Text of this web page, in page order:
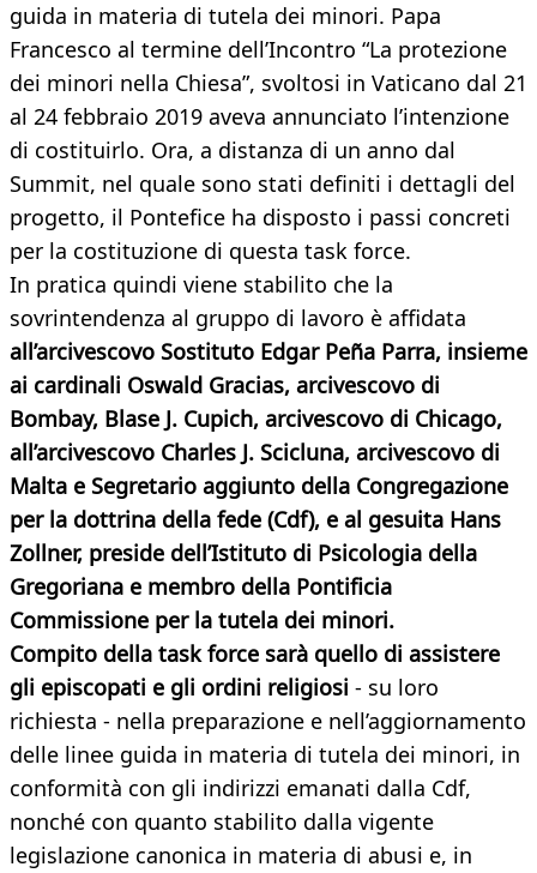
guida in materia di tutela dei minori. Papa
Francesco al termine dell’Incontro “La protezione
dei minori nella Chiesa”, svoltosi in Vaticano dal 21
al 24 febbraio 2019 aveva annunciato l’intenzione
di costituirlo. Ora, a distanza di un anno dal
Summit, nel quale sono stati definiti i dettagli del
progetto, il Pontefice ha disposto i passi concreti
per la costituzione di questa task force.
In pratica quindi viene stabilito che la
sovrintendenza al gruppo di lavoro è affidata
all’arcivescovo Sostituto Edgar Peña Parra, insieme
ai cardinali Oswald Gracias, arcivescovo di
Bombay, Blase J. Cupich, arcivescovo di Chicago,
all’arcivescovo Charles J. Scicluna, arcivescovo di
Malta e Segretario aggiunto della Congregazione
per la dottrina della fede (Cdf), e al gesuita Hans
Zollner, preside dell’Istituto di Psicologia della
Gregoriana e membro della Pontificia
Commissione per la tutela dei minori.
Compito della task force sarà quello di assistere
gli episcopati e gli ordini religiosi - su loro
richiesta - nella preparazione e nell’aggiornamento
delle linee guida in materia di tutela dei minori, in
conformità con gli indirizzi emanati dalla Cdf,
nonché con quanto stabilito dalla vigente
legislazione canonica in materia di abusi e, in